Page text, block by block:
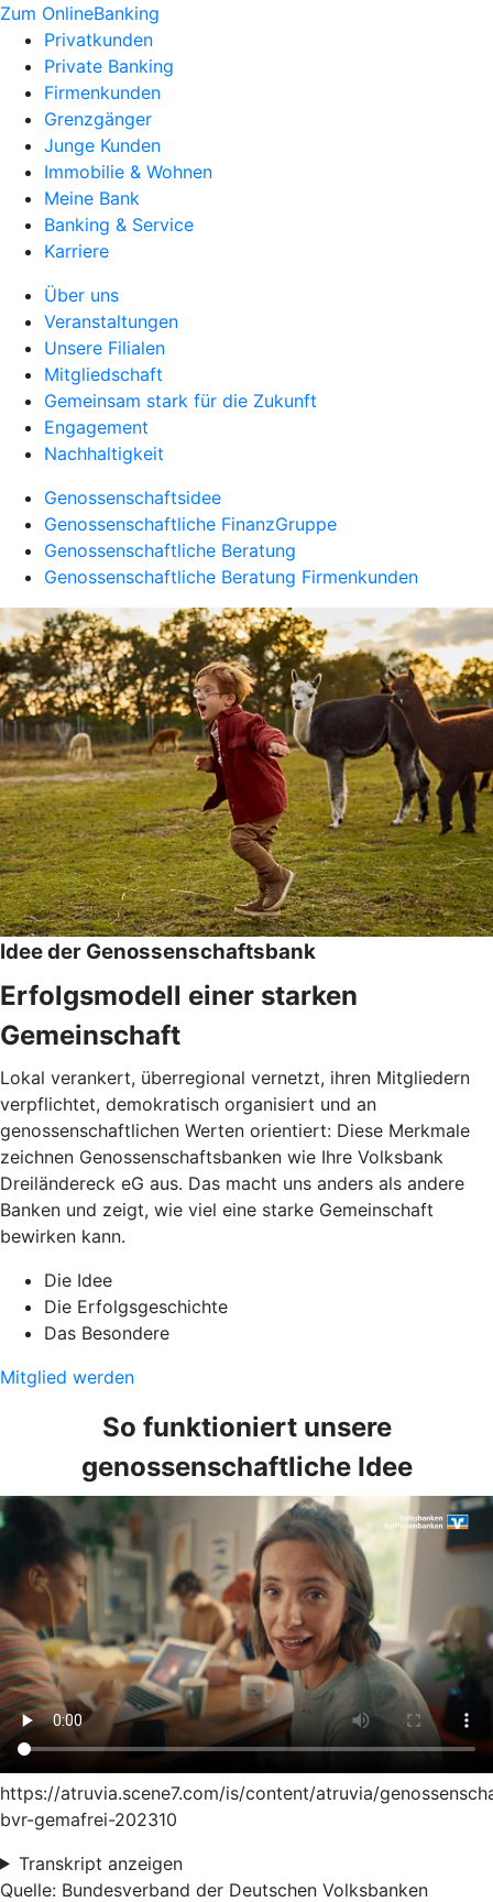
Zum OnlineBanking
Privatkunden
Private Banking
Firmenkunden
Grenzgänger
Junge Kunden
Immobilie & Wohnen
Meine Bank
Banking & Service
Karriere
Über uns
Veranstaltungen
Unsere Filialen
Mitgliedschaft
Gemeinsam stark für die Zukunft
Engagement
Nachhaltigkeit
Genossenschaftsidee
Genossenschaftliche FinanzGruppe
Genossenschaftliche Beratung
Genossenschaftliche Beratung Firmenkunden
Idee der Genossenschaftsbank
Erfolgsmodell einer starken
Gemeinschaft
Lokal verankert, überregional vernetzt, ihren Mitgliedern
verpflichtet, demokratisch organisiert und an
genossenschaftlichen Werten orientiert: Diese Merkmale
zeichnen Genossenschaftsbanken wie Ihre Volksbank
Dreiländereck eG aus. Das macht uns anders als andere
Banken und zeigt, wie viel eine starke Gemeinschaft
bewirken kann.
Die Idee
Die Erfolgsgeschichte
Das Besondere
Mitglied werden
So funktioniert unsere
genossenschaftliche Idee
https://atruvia.scene7.com/is/content/atruvia/
bvr-gemafrei-202310
Transkript anzeigen
Quelle: Bundesverband der Deutschen Volksbanken